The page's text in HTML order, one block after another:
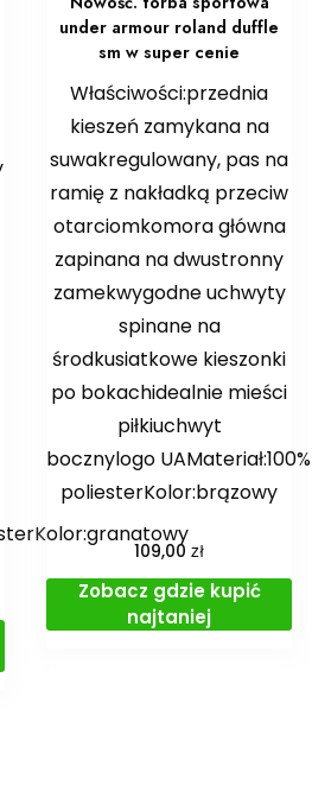
under armour roland duffle
sm w super cenie
Właściwości:przednia
kieszeń zamykana na
suwakregulowany, pas na
ramię z nakładką przeciw
otarciomkomora główna
zapinana na dwustronny
zamekwygodne uchwyty
spinane na
środkusiatkowe kieszonki
po bokachidealnie mieści
piłkiuchwyt
bocznylogo UAMateriał:100%
poliesterKolor:brązowy
109,00zł
Zobacz gdzie kupić
najtaniej